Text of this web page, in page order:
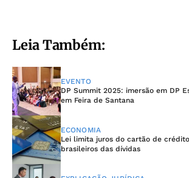
Leia Também:
EVENTO
DP Summit 2025: imersão em DP
em Feira de Santana
ECONOMIA
Lei limita juros do cartão de
brasileiros das dívidas